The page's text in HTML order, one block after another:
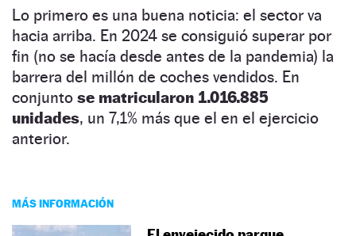
Lo primero es una buena noticia: el sector va
hacia arriba. En 2024 se consiguió superar por
fin (no se hacía desde antes de la pandemia) la
barrera del millón de coches vendidos. En
conjunto se matricularon 1.016.885
unidades, un 7,1% más que el en el ejercicio
anterior.
MÁS INFORMACIÓN